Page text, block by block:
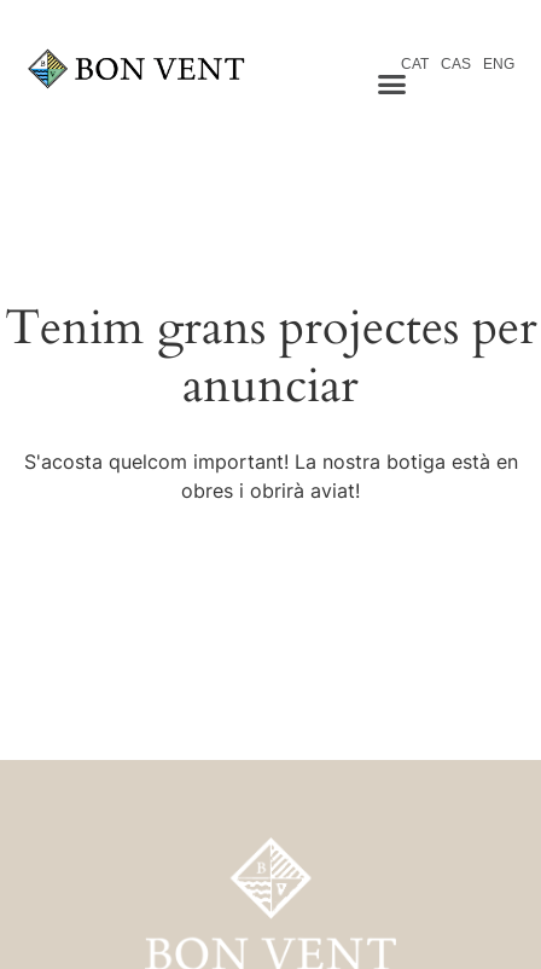
CAT CAS ENG
Tenim grans projectes per
anunciar
S'acosta quelcom important! La nostra botiga està en
obres i obrirà aviat!